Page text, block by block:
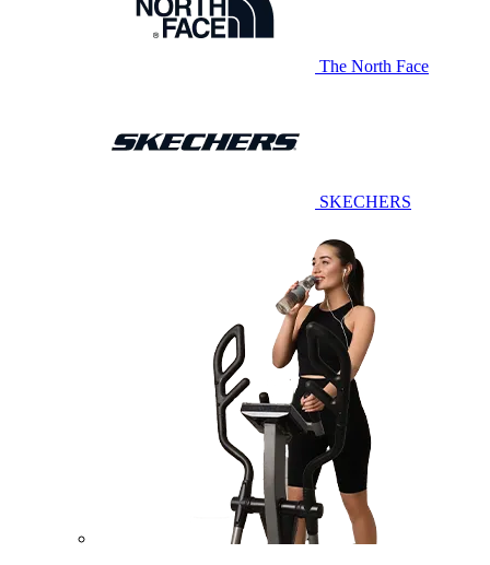
The North Face
SKECHERS